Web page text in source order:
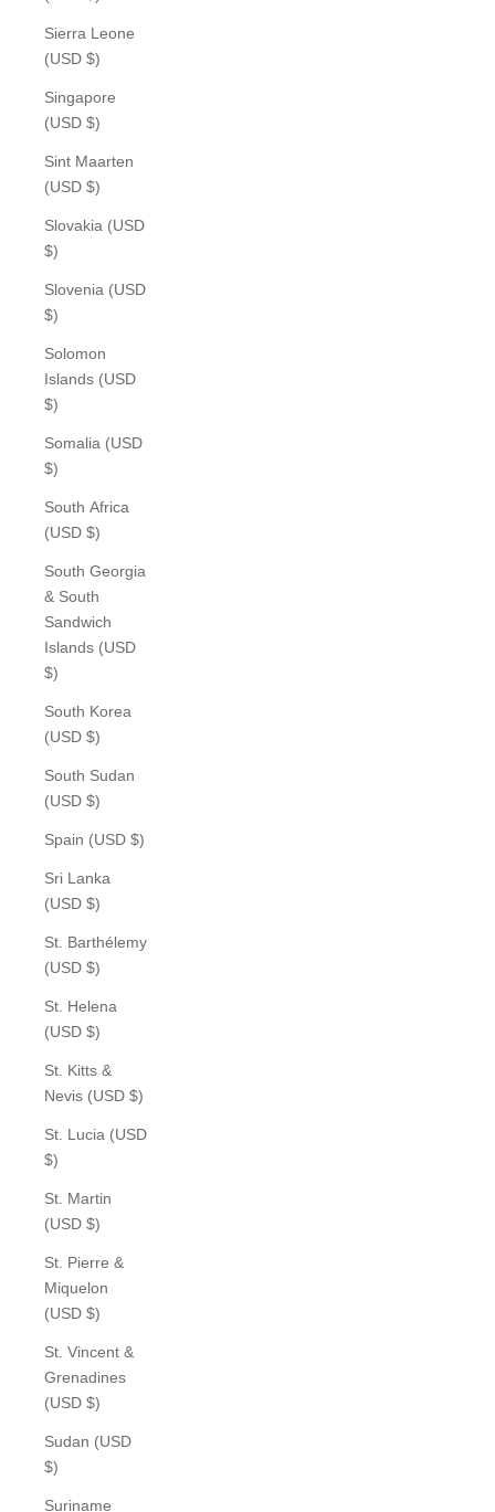
Sierra Leone
(USD $)
Singapore
(USD $)
Sint Maarten
(USD $)
Slovakia (USD
$)
Slovenia (USD
$)
Solomon
Islands (USD
$)
Somalia (USD
$)
South Africa
(USD $)
South Georgia
& South
Sandwich
Islands (USD
$)
South Korea
(USD $)
South Sudan
(USD $)
Spain (USD $)
Sri Lanka
(USD $)
St. Barthélemy
(USD $)
St. Helena
(USD $)
St. Kitts &
Nevis (USD $)
St. Lucia (USD
$)
St. Martin
(USD $)
St. Pierre &
Miquelon
(USD $)
St. Vincent &
Grenadines
(USD $)
Sudan (USD
$)
Suriname